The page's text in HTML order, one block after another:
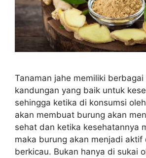
Tanaman jahe memiliki berbagai
kandungan yang baik untuk
sehingga ketika di konsumsi
akan membuat burung akan
sehat dan ketika kesehatannya
maka burung akan menjadi aktif
berkicau. Bukan hanya di sukai